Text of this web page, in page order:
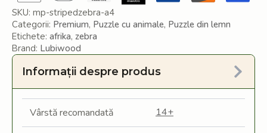
SKU: mp-stripedzebra-a4
Categorii: Premium, Puzzle cu animale, Puzzle din lemn
Etichete: afrika, zebra
Brand: Lubiwood
Informații despre produs
Vârstă recomandată 14+